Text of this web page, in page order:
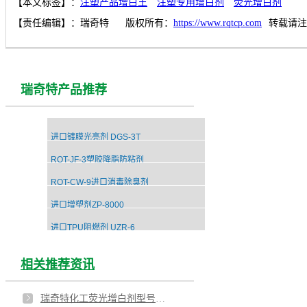
【本文标签】： 注塑产品增白王 注塑专用增白剂
荧光增白剂
【责任编辑】： 瑞奇特 版权所有： https://www.rqtcp.com 转载请
瑞奇特产品推荐
进口镀膜光亮剂 DGS-3T
RQT-JF-3塑胶降脂防粘剂
RQT-CW-9进口消毒除臭剂
进口增塑剂ZP-8000
进口TPU阻燃剂 UZR-6
相关推荐资讯